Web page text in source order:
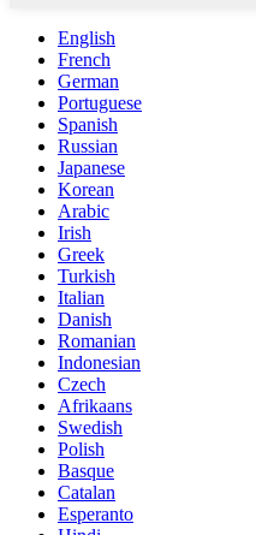
English
French
German
Portuguese
Spanish
Russian
Japanese
Korean
Arabic
Irish
Greek
Turkish
Italian
Danish
Romanian
Indonesian
Czech
Afrikaans
Swedish
Polish
Basque
Catalan
Esperanto